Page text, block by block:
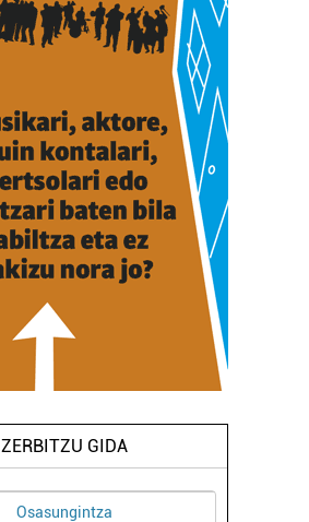
ZERBITZU GIDA
Osasungintza